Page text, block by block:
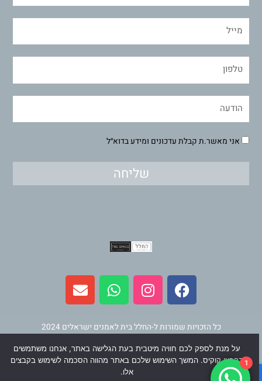
אני מאשר.ת קבלת עדכונים ומידע בדוא״ל
שליחה
F
a
c
b
o
o
I
n
s
a
g
r
W
h
a
s
a
p
E
n
v
l
o
p
כל הזכויות שמורות ל-החלל בית לאמנים ישראלים 2024
תחזוקה ופיתוחוינר מדיה
1
על מנת לספק לכם חוויה מיטבית בעת הגלישה באתר, אנחנו משתמשים
בקבצי קוקיס. המשך השימוש שלכם באתר מהווה הסכמה לשימוש בקבצים
אלו.